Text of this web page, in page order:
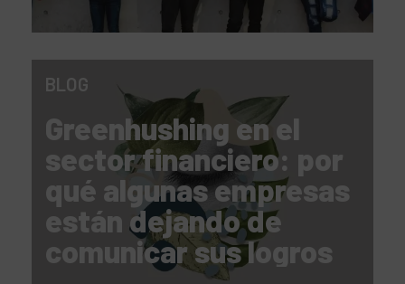
BLOG
Greenhushing en el
sector financiero: por
qué algunas empresas
están dejando de
comunicar sus logros